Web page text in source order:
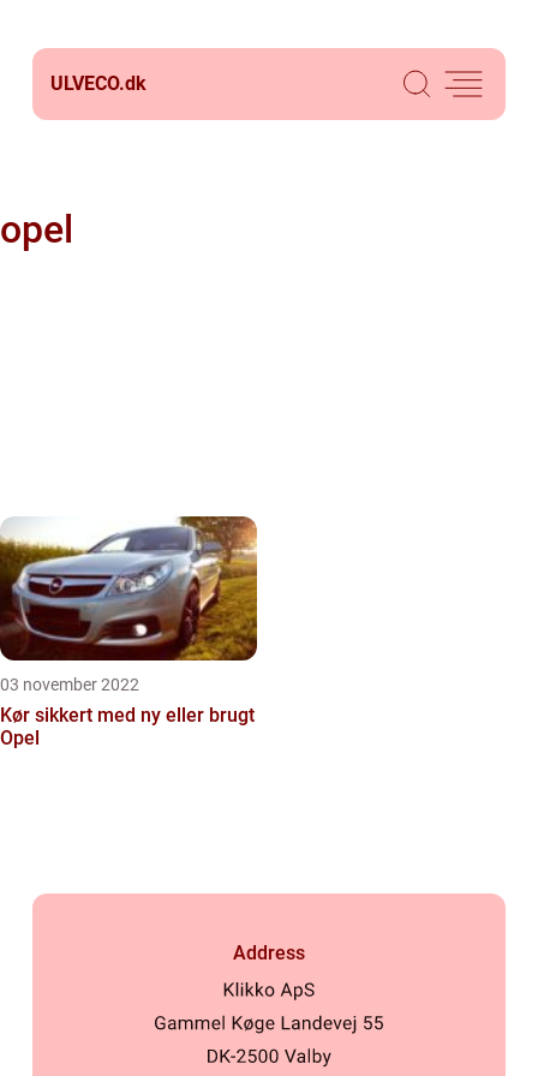
ULVECO.dk
opel
03 november 2022
Kør sikkert med ny eller brugt
Opel
Address